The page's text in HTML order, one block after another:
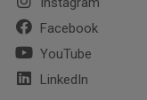
Facebook
YouTube
LinkedIn